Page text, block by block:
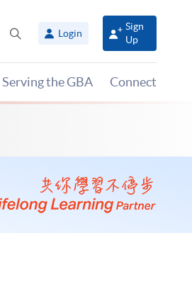
Share
panel
Login
Sign
Up
Serving the GBA Connect